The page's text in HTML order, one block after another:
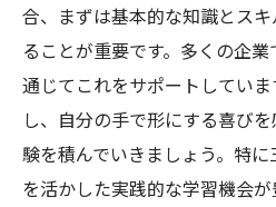
未経験からプロを目
三郷市の鉄筋工業界
先輩から学べる鉄筋
地域に根ざした働き
鉄筋工としての確か
合、まずは基本的な知識とス
ることが重要です。多くの企
通じてこれをサポートしてい
し、自分の手で形にする喜び
験を積んでいきましょう。特
を活かした実践的な学習機会が